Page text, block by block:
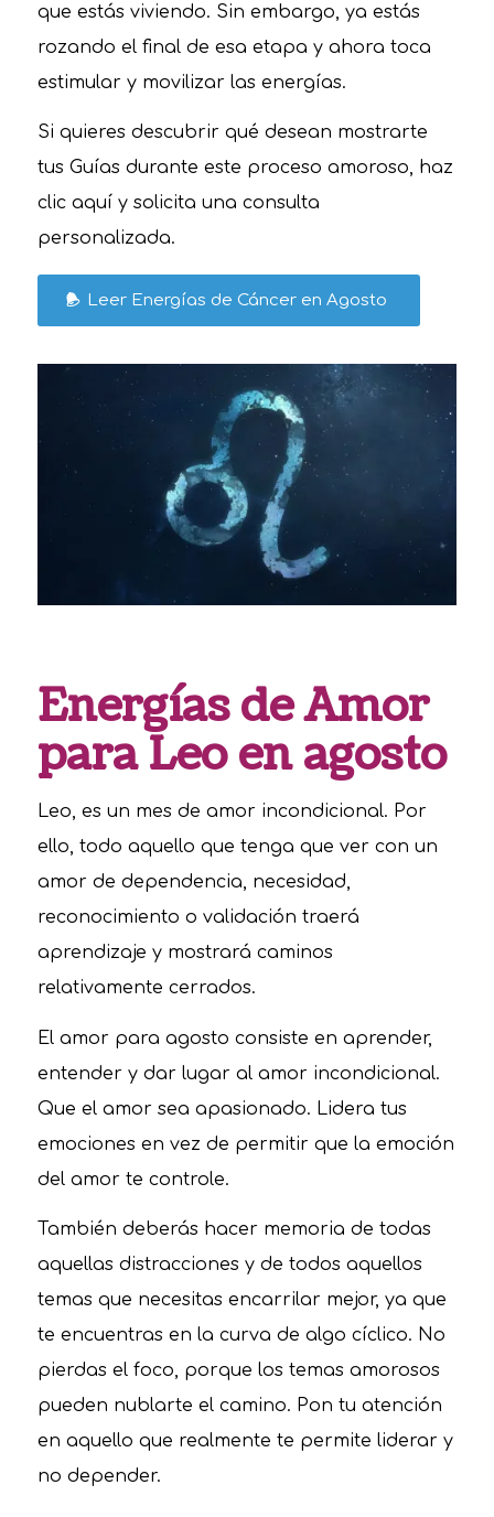
que estás viviendo. Sin embargo, ya estás
rozando el final de esa etapa y ahora toca
estimular y movilizar las energías.
Si quieres descubrir qué desean mostrarte
tus Guías durante este proceso amoroso, haz
clic aquí y solicita una consulta
personalizada.
Leer Energías de Cáncer en Agosto
Energías de Amor
para Leo en agosto
Leo, es un mes de amor incondicional. Por
ello, todo aquello que tenga que ver con un
amor de dependencia, necesidad,
reconocimiento o validación traerá
aprendizaje y mostrará caminos
relativamente cerrados.
El amor para agosto consiste en aprender,
entender y dar lugar al amor incondicional.
Que el amor sea apasionado. Lidera tus
emociones en vez de permitir que la emoción
del amor te controle.
También deberás hacer memoria de todas
aquellas distracciones y de todos aquellos
temas que necesitas encarrilar mejor, ya que
te encuentras en la curva de algo cíclico. No
pierdas el foco, porque los temas amorosos
pueden nublarte el camino. Pon tu atención
en aquello que realmente te permite liderar y
no depender.